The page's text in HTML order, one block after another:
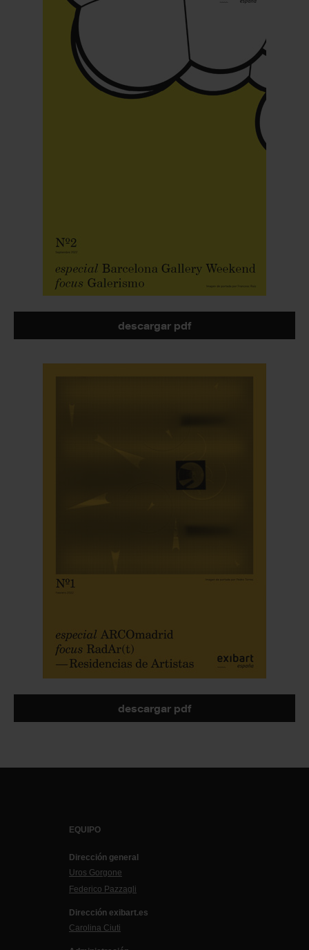
descargar pdf
descargar pdf
EQUIPO
Dirección general
Uros Gorgone
Federico Pazzagli
Dirección exibart.es
Carolina Ciuti